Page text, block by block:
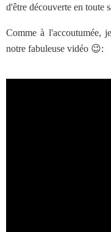
d'être découverte en toute
Comme à l'accoutumée,
notre fabuleuse vidéo 😉: